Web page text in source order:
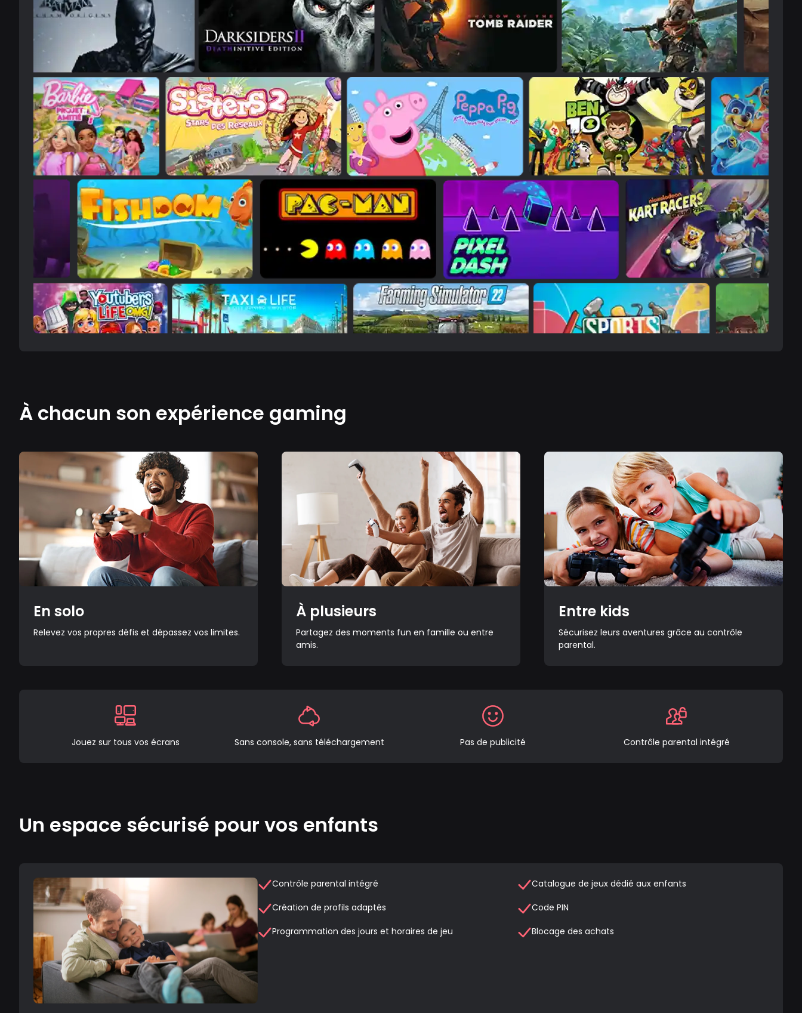
À chacun son expérience gaming
En solo
Relevez vos propres défis et dépassez vos limites.
À plusieurs
Partagez des moments fun en famille ou entre
amis.
Entre kids
Sécurisez leurs aventures grâce au contrôle
parental.
Jouez sur tous vos écrans Sans console, sans téléchargement Pas de publicité Contrôle parental intégré
Un espace sécurisé pour vos enfants
Contrôle parental intégré
Création de profils adaptés
Programmation des jours et horaires de jeu
Catalogue de jeux dédié aux enfants
Code PIN
Blocage des achats